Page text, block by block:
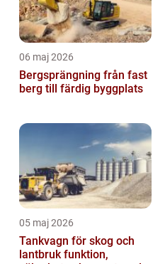
06 maj 2026
Bergsprängning från fast
berg till färdig byggplats
05 maj 2026
Tankvagn för skog och
lantbruk funktion,